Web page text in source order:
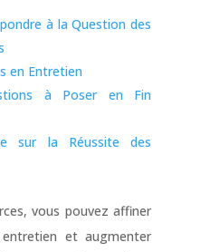
à la Question des
en Entretien
à Poser en Fin
sur la Réussite des
vous pouvez affiner
et augmenter